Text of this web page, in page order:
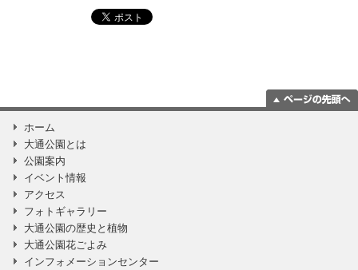
ホーム
大通公園とは
公園案内
イベント情報
アクセス
フォトギャラリー
大通公園の歴史と植物
大通公園花ごよみ
インフォメーションセンター